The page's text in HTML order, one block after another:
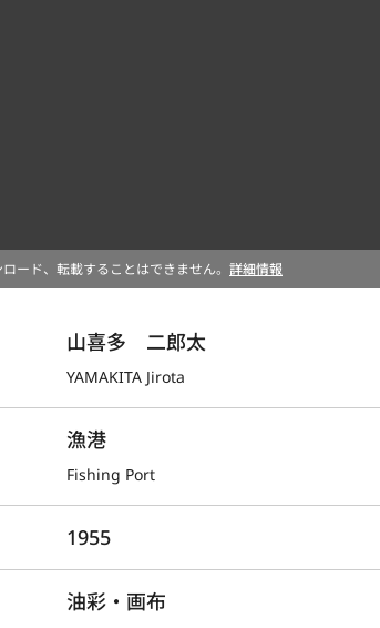
ード、転載することはできません。 詳細情報
山喜多　二郎太
YAMAKITA Jirota
漁港
Fishing Port
1955
油彩・画布